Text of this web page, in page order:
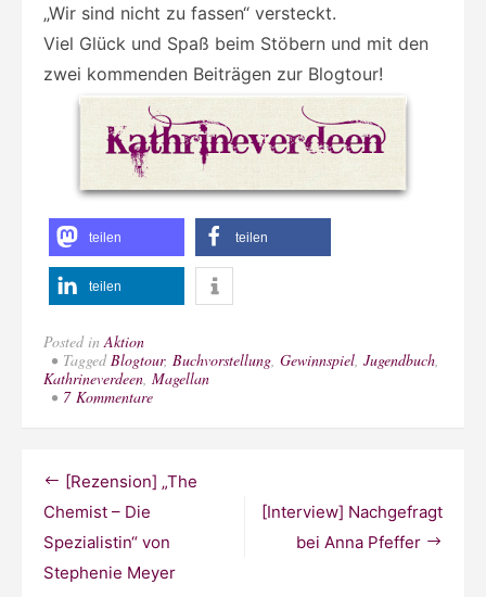
„Wir sind nicht zu fassen“ versteckt.
Viel Glück und Spaß beim Stöbern und mit den
zwei kommenden Beiträgen zur Blogtour!
teilen teilen
teilen
Posted inAktion
TaggedBlogtour, Buchvorstellung, Gewinnspiel, Jugendbuch,
Kathrineverdeen, Magellan
7 Kommentarezu
nicht
zu
Kurt
Beitragsnavigation
[Interview] Nachgefragt
bei Anna Pfeffer
[Rezension] „The
Chemist – Die
Spezialistin“ von
Stephenie Meyer